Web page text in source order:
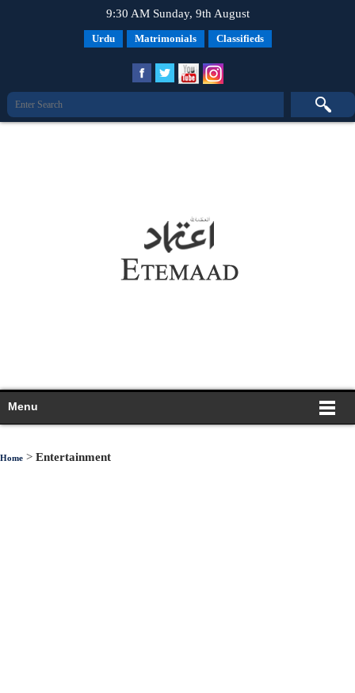
9:30 AM Sunday, 9th August
Urdu Matrimonials Classifieds
Menu
Home > Entertainment